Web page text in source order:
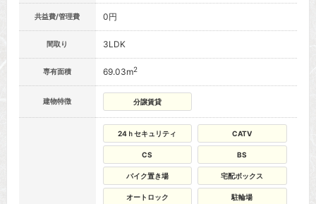
共益費/管理費 0円
間取り 3LDK
専有面積 69.03m2
建物特徴 分譲賃貸
24ｈセキュリティ CATV
CS BS
バイク置き場 宅配ボックス
オートロック 駐輪場